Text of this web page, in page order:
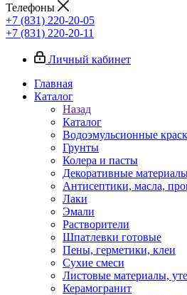
Телефоны
+7 (831) 220-20-05
+7 (831) 220-20-11
Личный кабинет
Главная
Каталог
Назад
Каталог
Водоэмульсионные
Грунты
Колера и пасты
Декоративные
Антисептики, масла,
Лаки
Эмали
Растворители
Шпатлевки готовые
Пены, герметики, клеи
Сухие смеси
Листовые материалы,
Керамогранит